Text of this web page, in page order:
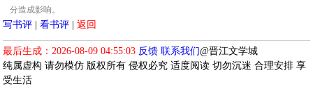
分造成影响。
写书评 看书评 返回
最后生成：2026-08-09 04:55:03 反馈 联系我们@晋江文学城
纯属虚构 请勿模仿 版权所有 侵权必究 适度阅读 切勿沉迷 合理安排 享
受生活